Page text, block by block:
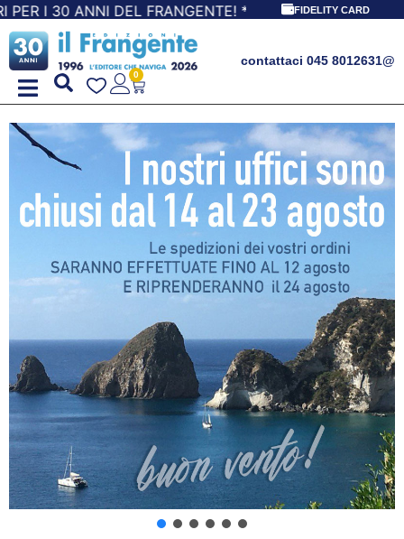
*** CON ORDINI A PARTIRE DA 69,90€ LA
FIDELITY CARD
contattaci 045 8012631@
0